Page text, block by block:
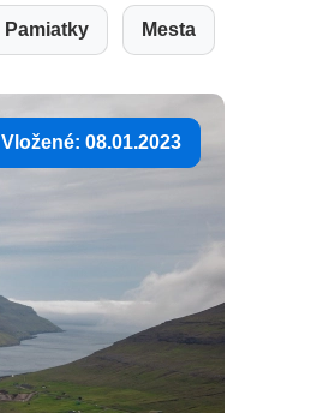
Pamiatky Mesta
Vložené: 08.01.2023